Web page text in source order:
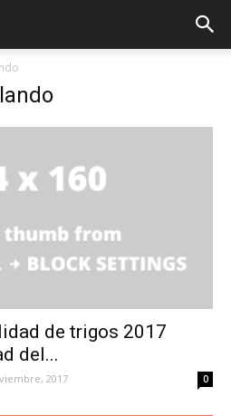
de trigos 2017
del...
2017 0